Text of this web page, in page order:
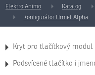
Elektro Animo Katalog
Konfigurátor Urmet Alpha
Kryt pro tlačítkový
Podsvícené tlačítko i